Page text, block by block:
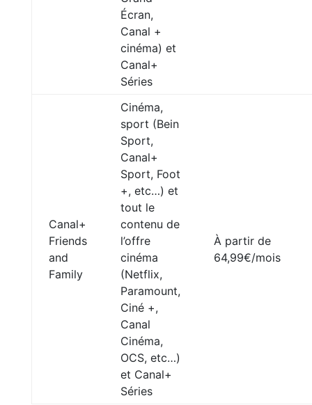
Écran,
Canal +
cinéma) et
Canal+
Séries
Canal+
Friends
and
Family
Cinéma,
sport (Bein
Sport,
Canal+
Sport, Foot
+, etc…) et
tout le
contenu de
l’offre
cinéma
(Netflix,
Paramount,
Ciné +,
Canal
Cinéma,
OCS, etc…)
et Canal+
Séries
À partir de
64,99€/mois